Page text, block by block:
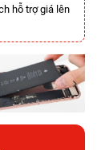
hỗ trợ giá lên